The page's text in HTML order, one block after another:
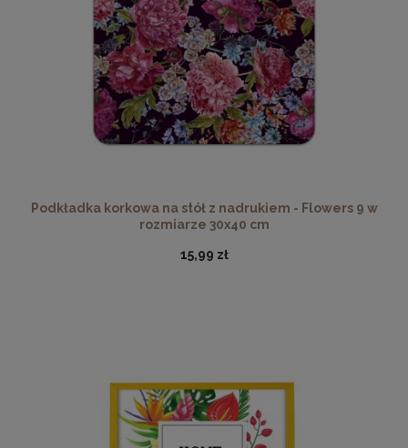
Antyrama plexi w rozmiarze 50x70 cm B2
25,37 zł
Cena regularna:28,19 zł
Najniższa cena:24,29 zł
Podkładka korkowa na stół z nadrukiem - Flowers 9 w
rozmiarze 30x40 cm
15,99 zł